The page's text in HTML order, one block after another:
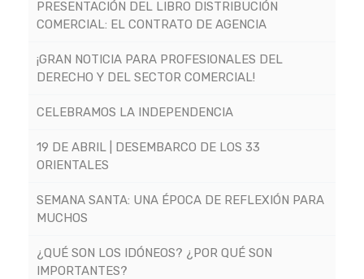
PRESENTACIÓN DEL LIBRO DISTRIBUCIÓN
COMERCIAL: EL CONTRATO DE AGENCIA
¡GRAN NOTICIA PARA PROFESIONALES DEL
DERECHO Y DEL SECTOR COMERCIAL!
CELEBRAMOS LA INDEPENDENCIA
19 DE ABRIL | DESEMBARCO DE LOS 33
ORIENTALES
SEMANA SANTA: UNA ÉPOCA DE REFLEXIÓN PARA
MUCHOS
¿QUÉ SON LOS IDÓNEOS? ¿POR QUÉ SON
IMPORTANTES?